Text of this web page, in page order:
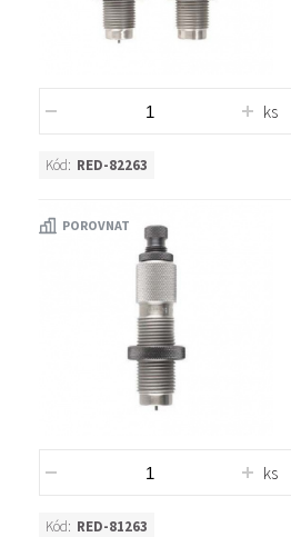
ks
Kód: RED-82263
POROVNAT
ks
Kód: RED-81263